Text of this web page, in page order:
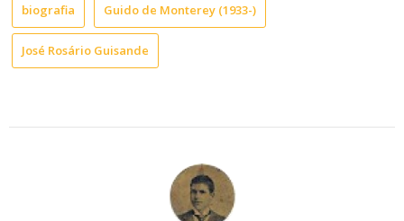
biografia Guido de Monterey (1933-)
José Rosário Guisande